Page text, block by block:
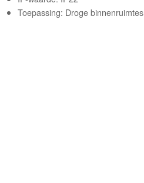
Toepassing: Droge binnenruimtes